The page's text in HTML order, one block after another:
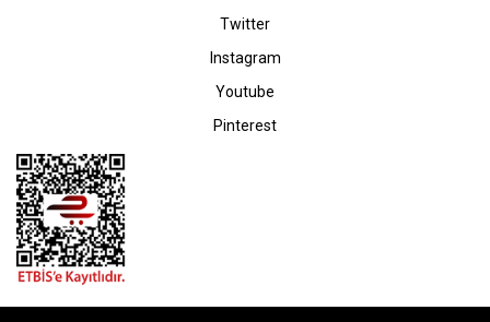
Twitter
Instagram
Youtube
Pinterest